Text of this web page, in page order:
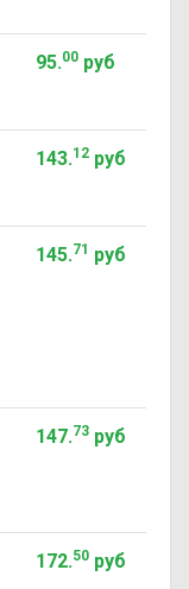
95.00руб
143.12руб
145.71 руб
147.73руб
172.50руб